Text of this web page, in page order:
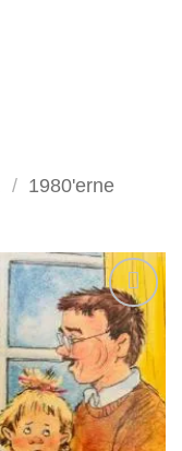
/ 1980'erne
Tilføj
som
favorit